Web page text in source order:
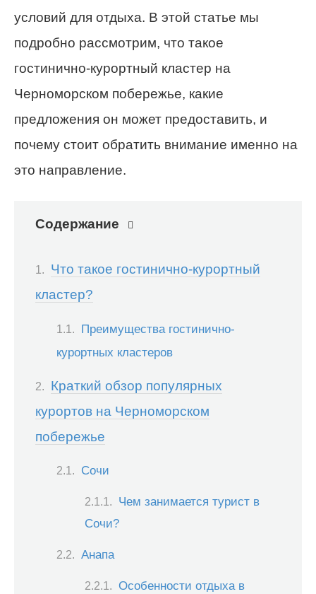
условий для отдыха. В этой статье мы
подробно рассмотрим, что такое
гостинично-курортный кластер на
Черноморском побережье, какие
предложения он может предоставить, и
почему стоит обратить внимание именно на
это направление.
Содержание
Что такое гостинично-курортный
кластер?
Преимущества гостинично-
курортных кластеров
Краткий обзор популярных
курортов на Черноморском
побережье
Сочи
Чем занимается турист в
Сочи?
Анапа
Особенности отдыха в